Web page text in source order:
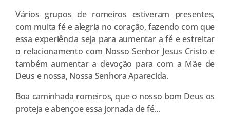
Vários grupos de romeiros estiveram presentes,
com muita fé e alegria no coração, fazendo com que
essa experiência seja para aumentar a fé e estreitar
o relacionamento com Nosso Senhor Jesus Cristo e
também aumentar a devoção para com a Mãe de
Deus e nossa, Nossa Senhora Aparecida.
Boa caminhada romeiros, que o nosso bom Deus os
proteja e abençoe essa jornada de fé…